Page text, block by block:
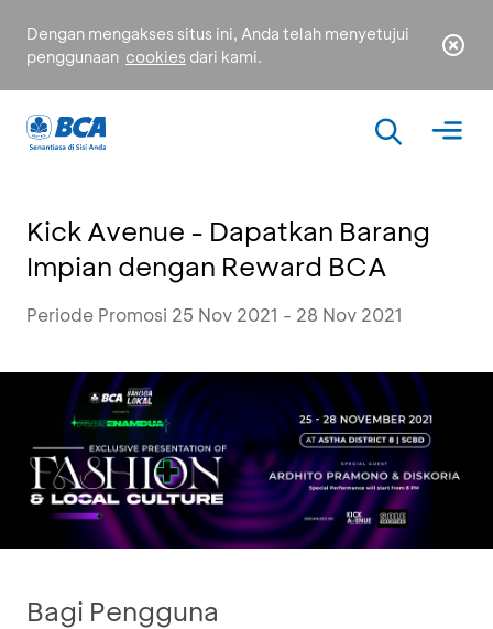
Dengan mengakses situs ini, Anda telah menyetujui
penggunaan cookies dari kami.
Kick Avenue - Dapatkan Barang
Impian dengan Reward BCA
Periode Promosi 25 Nov 2021 - 28 Nov 2021
Bagi Pengguna